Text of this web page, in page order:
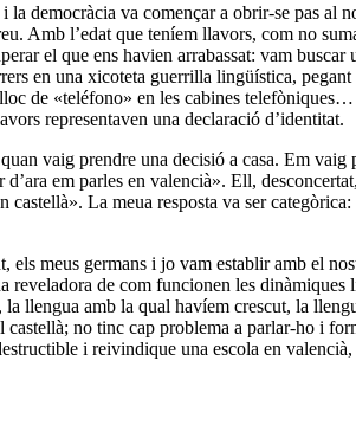
la democràcia va començar a obrir-se pas al
Amb l’edat que teníem llavors, com no
el que ens havien arrabassat: vam
en una xicoteta guerrilla lingüística,
de «teléfono» en les cabines
representaven una declaració d’identitat.
vaig prendre una decisió a casa. Em
em parles en valencià». Ell,
castellà». La meua resposta va ser
els meus germans i jo vam establir amb el
reveladora de com funcionen les
la llengua amb la qual havíem crescut, la
castellà; no tinc cap problema a parlar-ho i
i reivindique una escola en